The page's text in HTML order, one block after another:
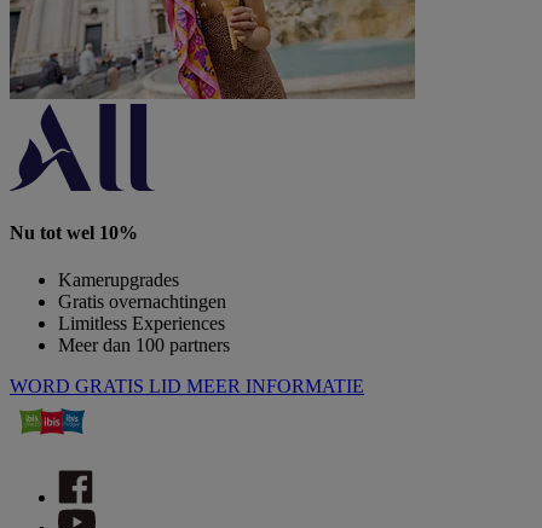
Nu tot wel 10%
Kamerupgrades
Gratis overnachtingen
Limitless Experiences
Meer dan 100 partners
WORD GRATIS LID MEER INFORMATIE